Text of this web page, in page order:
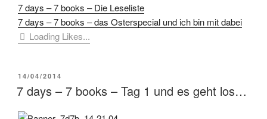
7 days – 7 books – Die Leseliste
7 days – 7 books – das Osterspecial und ich bin mit dabei
Loading Likes...
VERÖFFENTLICHT
AM
14/04/2014
7 days – 7 books – Tag 1 und es geht los…